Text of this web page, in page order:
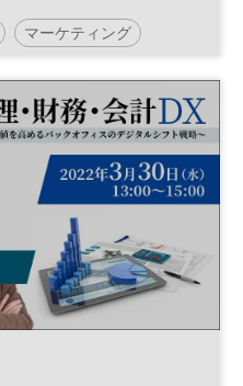
マーケティング
日経オンラインセミナー